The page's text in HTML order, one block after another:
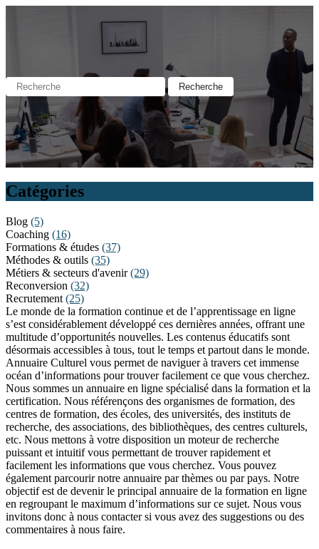
Catégories
Blog (5)
Coaching (16)
Formations & études (37)
Méthodes & outils (35)
Métiers & secteurs d'avenir(29)
Reconversion (32)
Recrutement (25)
Le monde de la formation continue et de l’apprentissage en ligne
s’est considérablement développé ces dernières années, offrant une
multitude d’opportunités nouvelles. Les contenus éducatifs sont
désormais accessibles à tous, tout le temps et partout dans le monde.
Annuaire Culturel vous permet de naviguer à travers cet immense
océan d’informations pour trouver facilement ce que vous cherchez.
Nous sommes un annuaire en ligne spécialisé dans la formation et la
certification. Nous référençons des organismes de formation, des
centres de formation, des écoles, des universités, des instituts de
recherche, des associations, des bibliothèques, des centres culturels,
etc. Nous mettons à votre disposition un moteur de recherche
puissant et intuitif vous permettant de trouver rapidement et
facilement les informations que vous cherchez. Vous pouvez
également parcourir notre annuaire par thèmes ou par pays. Notre
objectif est de devenir le principal annuaire de la formation en ligne
en regroupant le maximum d’informations sur ce sujet. Nous vous
invitons donc à nous contacter si vous avez des suggestions ou des
commentaires à nous faire.